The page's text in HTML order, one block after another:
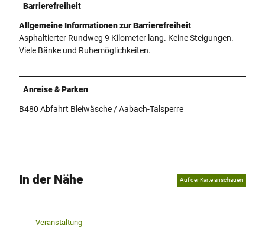
Barrierefreiheit
Allgemeine Informationen zur Barrierefreiheit
Asphaltierter Rundweg 9 Kilometer lang. Keine Steigungen.
Viele Bänke und Ruhemöglichkeiten.
Anreise & Parken
B480 Abfahrt Bleiwäsche / Aabach-Talsperre
In der Nähe Auf der Karte anschauen
Veranstaltung